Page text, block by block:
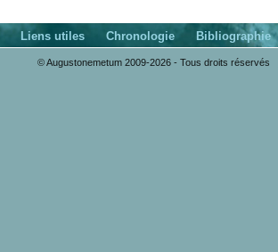
Liens utiles Chronologie Bibliographie
© Augustonemetum 2009-2026 - Tous droits réservés